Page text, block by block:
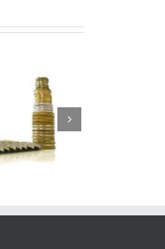
Twardy dysk w
laptopie – pojemność
i prędkość